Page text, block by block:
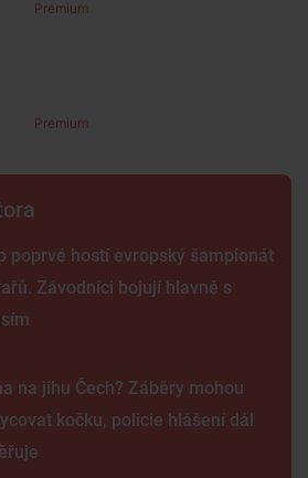
Premium
Premium
poprvé hostí evropský šampionát
Závodníci bojují hlavně s
na jihu Čech? Záběry mohou
kočku, policie hlášení dál